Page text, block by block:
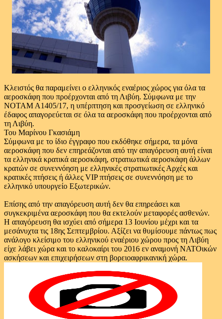
Κλειστός θα παραμείνει ο ελληνικός εναέριος χώρος για όλα τα
αεροσκάφη που προέρχονται από τη Λιβύη. Σύμφωνα με την
ΝΟΤΑΜ Α1405/17, η υπέρπτηση και προσγείωση σε ελληνικό
έδαφος απαγορεύεται σε όλα τα αεροσκάφη που προέρχονται από
τη Λιβύη.
Του Μαρίνου Γκασιάμη
Σύμφωνα με το ίδιο έγγραφο που εκδόθηκε σήμερα, τα μόνα
αεροσκάφη που δεν επηρεάζονται από την απαγόρευση αυτή είναι
τα ελληνικά κρατικά αεροσκάφη, στρατιωτικά αεροσκάφη άλλων
κρατών σε συνεννόηση με ελληνικές στρατιωτικές Αρχές και
κρατικές πτήσεις ή άλλες VIP πτήσεις σε συνεννόηση με το
ελληνικό υπουργείο Εξωτερικών.
Επίσης από την απαγόρευση αυτή δεν θα επηρεάσει και
συγκεκριμένα αεροσκάφη που θα εκτελούν μεταφορές ασθενών.
Η απαγόρευση θα ισχύει από σήμερα 13 Ιουνίου μέχρι και τα
μεσάνυχτα τις 18ης Σεπτεμβρίου. Αξίζει να θυμίσουμε πάντως πως
ανάλογο κλείσιμο του ελληνικού εναέριου χώρου προς τη Λιβύη
είχε λάβει χώρα και το καλοκαίρι του 2016 εν αναμονή ΝΑΤΟικών
ασκήσεων και επιχειρήσεων στη βορειοαφρικανική χώρα.